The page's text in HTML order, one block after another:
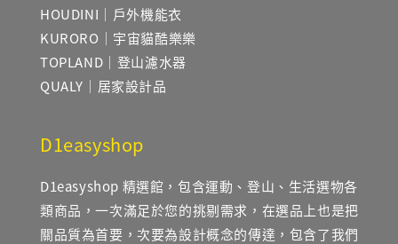
HOUDINI｜戶外機能衣
KURORO｜宇宙貓酷樂樂
TOPLAND｜登山濾水器
QUALY｜居家設計品
D1easyshop
D1easyshop 精選館，包含運動、登山、生活選物各
類商品，一次滿足於您的挑剔需求，在選品上也是把
關品質為首要，次要為設計概念的傳達，包含了我們